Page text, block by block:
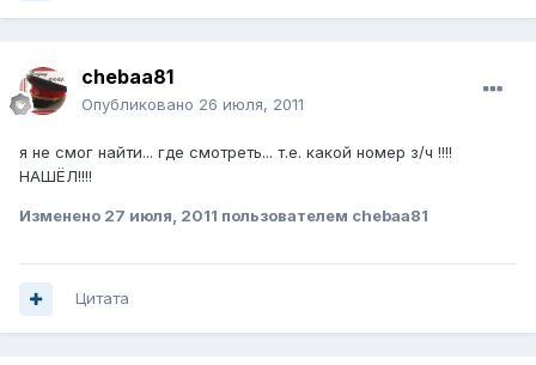
chebaa81
Опубликовано 26 июля, 2011
я не смог найти... где смотреть... т.е. какой номер з/ч !!!!
НАШЁЛ!!!!
Изменено 27 июля, 2011 пользователем chebaa81
Цитата